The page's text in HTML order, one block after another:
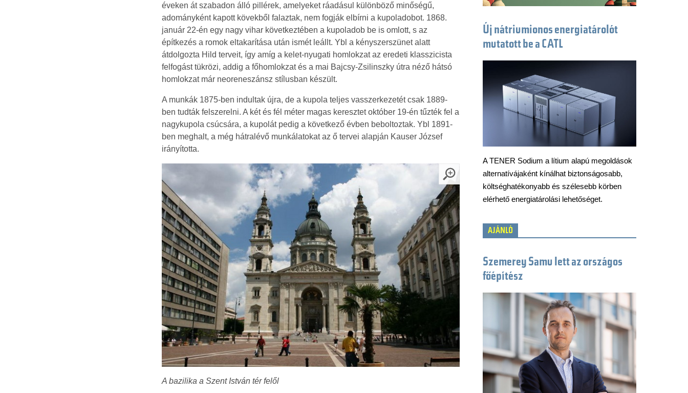
éveken át szabadon álló pillérek, amelyeket ráadásul különböző minőségű,
adományként kapott kövekből falaztak, nem fogják elbírni a kupoladobot. 1868.
január 22-én egy nagy vihar következtében a kupoladob be is omlott, s az
építkezés a romok eltakarítása után ismét leállt. Ybl a kényszerszünet alatt
átdolgozta Hild terveit, így amíg a kelet-nyugati homlokzat az eredeti klasszicista
felfogást tükrözi, addig a főhomlokzat és a mai Bajcsy-Zsilinszky útra néző hátsó
homlokzat már neoreneszánsz stílusban készült.
A munkák 1875-ben indultak újra, de a kupola teljes vasszerkezetét csak 1889-
ben tudták felszerelni. A két és fél méter magas keresztet október 19-én tűzték fel a
nagykupola csúcsára, a kupolát pedig a következő évben beboltoztak. Ybl 1891-
ben meghalt, a még hátralévő munkálatokat az ő tervei alapján Kauser József
irányította.
A bazilika a Szent István tér felől
Új nátriumionos energiatárolót
mutatott be a CATL
A TENER Sodium a lítium alapú megoldások
alternatívájaként kínálhat biztonságosabb,
költséghatékonyabb és szélesebb körben
elérhető energiatárolási lehetőséget.
AJÁNLÓ
Szemerey Samu lett az országos
főépítész